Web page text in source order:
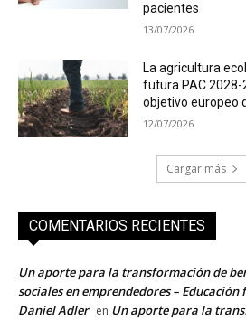
pacientes
13/07/2026
La agricultura
futura PAC 2028-
objetivo europeo
12/07/2026
Cargar más
COMENTARIOS RECIENTES
Un aporte para la transformación de
sociales en emprendedores –
Daniel Adler en Un aporte para la